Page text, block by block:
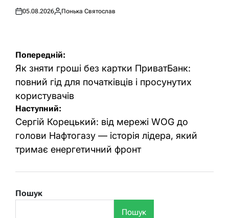
Оприлюднено
05.08.2026
Опубліковано
Понька Святослав
Навігація
записів
Попередній:
Як зняти гроші без картки ПриватБанк:
повний гід для початківців і просунутих
користувачів
Наступний:
Сергій Корецький: від мережі WOG до
голови Нафтогазу — історія лідера, який
тримає енергетичний фронт
Пошук
Пошук